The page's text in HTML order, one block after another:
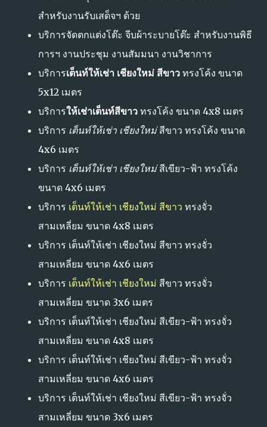
สำหรับงานรับเสด็จฯ ด้วย
บริการจัดตกแต่งโต๊ะ จีบผ้าระบายโต๊ะ สำหรับงานพิธี
การฯ งานประชุม งานสัมมนา งานวิชาการ
บริการเต็นท์ให้เช่า เชียงใหม่ สีขาว ทรงโค้ง ขนาด
5x12 เมตร
บริการให้เช่าเต็นท์สีขาว ทรงโค้ง ขนาด 4x8 เมตร
บริการ เต็นท์ให้เช่า เชียงใหม่สีขาว ทรงโค้ง ขนาด
4x6 เมตร
บริการ เต็นท์ให้เช่า เชียงใหม่สีเขียว-ฟ้า ทรงโค้ง
ขนาด 4x6 เมตร
บริการ เต็นท์ให้เช่า เชียงใหม่ สีขาว ทรงจั่ว
สามเหลี่ยม ขนาด 4x8 เมตร
บริการ เต็นท์ให้เช่า เชียงใหม่ สีขาว ทรงจั่ว
สามเหลี่ยม ขนาด 4x6 เมตร
บริการ เต็นท์ให้เช่า เชียงใหม่ สีขาว ทรงจั่ว
สามเหลี่ยม ขนาด 3x6 เมตร
บริการ เต็นท์ให้เช่า เชียงใหม่ สีเขียว-ฟ้า ทรงจั่ว
สามเหลี่ยม ขนาด 4x8 เมตร
บริการ เต็นท์ให้เช่า เชียงใหม่ สีเขียว-ฟ้า ทรงจั่ว
สามเหลี่ยม ขนาด 4x6 เมตร
บริการ เต็นท์ให้เช่า เชียงใหม่ สีเขียว-ฟ้า ทรงจั่ว
สามเหลี่ยม ขนาด 3x6 เมตร